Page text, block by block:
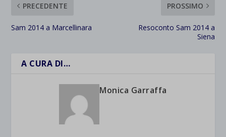
PRECEDENTE
Sam 2014 a Marcellinara
PROSSIMO
Resoconto Sam 2014 a
Siena
A CURA DI…
Monica Garraffa